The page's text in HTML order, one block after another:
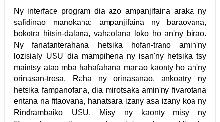
Ny interface program dia azo ampanjifaina araka ny
safidinao manokana: ampanjifaina ny baraovana,
bokotra hitsin-dalana, vahaolana loko ho an'ny birao.
Ny fanatanterahana hetsika hofan-trano amin'ny
lozisialy USU dia mampihena ny isan'ny hetsika tsy
maintsy atao mba hahafahana manao kaonty ho an'ny
orinasan-trosa. Raha ny orinasanao, ankoatry ny
hetsika fampanofana, dia mirotsaka amin'ny fivarotana
entana na fitaovana, hanatsara izany asa izany koa ny
Rindrambaiko USU. Misy ny kaonty misy ny